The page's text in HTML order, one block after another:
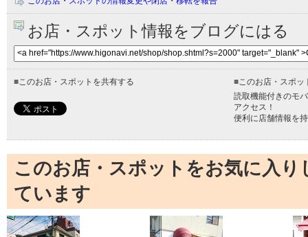
お店・スポット情報をブログにはる
■ このお店・スポットを共有する ■ このお店・スポ
読取機能付きのモ
アクセス！
便利に店舗情報を
このお店・スポットをお気に入
ています